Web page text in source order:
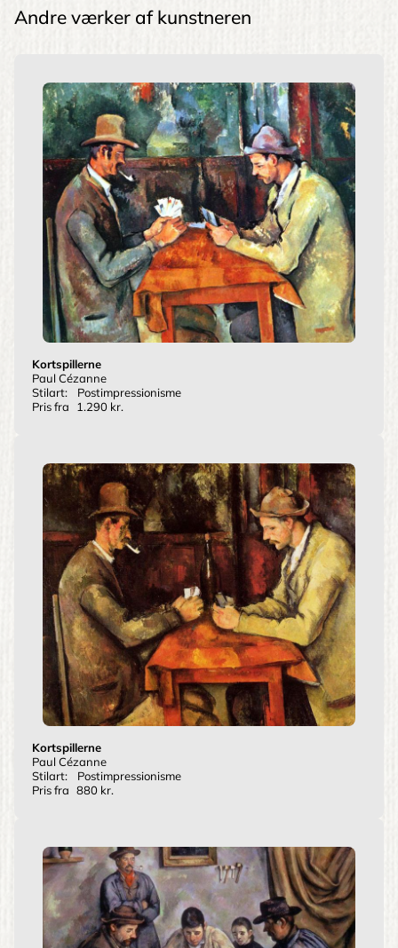
Andre værker af kunstneren
Kortspillerne
Paul Cézanne
Stilart:
Postimpressionisme
Pris fra
1.290 kr.
Kortspillerne
Paul Cézanne
Stilart:
Postimpressionisme
Pris fra 880 kr.